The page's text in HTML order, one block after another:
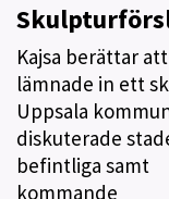
Kajsa berättar
lämnade in ett
Uppsala
diskuterade
befintliga samt
kommande